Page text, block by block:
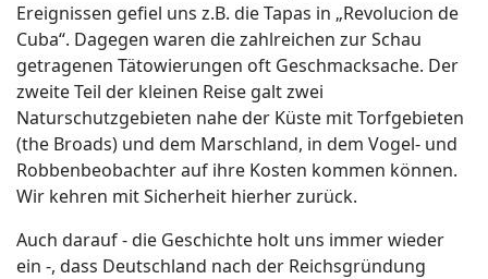
Ereignissen gefiel uns z.B. die Tapas in „Revolucion de
Cuba“. Dagegen waren die zahlreichen zur Schau
getragenen Tätowierungen oft Geschmacksache. Der
zweite Teil der kleinen Reise galt zwei
Naturschutzgebieten nahe der Küste mit Torfgebieten
(the Broads) und dem Marschland, in dem Vogel- und
Robbenbeobachter auf ihre Kosten kommen können.
Wir kehren mit Sicherheit hierher zurück.
Auch darauf - die Geschichte holt uns immer wieder
ein -, dass Deutschland nach der Reichsgründung